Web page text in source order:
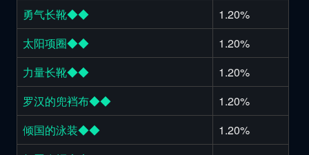
勇气长靴◆◆
1.20%
太阳项圈◆◆
1.20%
力量长靴◆◆
1.20%
罗汉的兜裆布◆◆
1.20%
倾国的泳装◆◆
1.20%